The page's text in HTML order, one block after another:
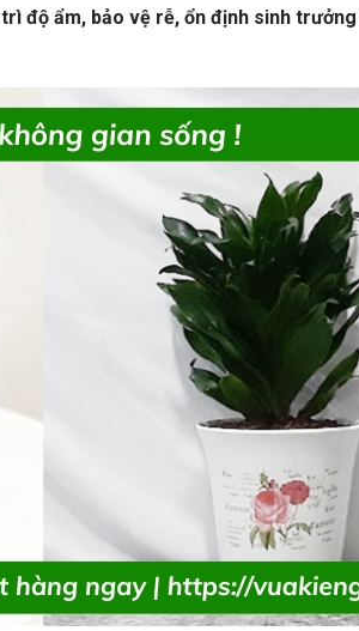
độ ẩm, bảo vệ rễ, ổn định sinh trưởng